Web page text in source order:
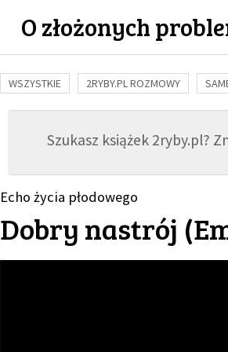
O złożonych
WSZYSTKIE 2RYBY.PL ROZMOWY
BUDOWANIE WIĘZI RODZINA NAUKA
ADOPCJASzukasz książek 2ryby.pl?
Echo życia płodowego
Dobry nastrój (